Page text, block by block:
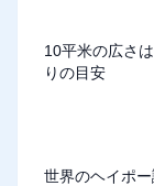
10平米の広さ
りの目安
世界のヘイポー